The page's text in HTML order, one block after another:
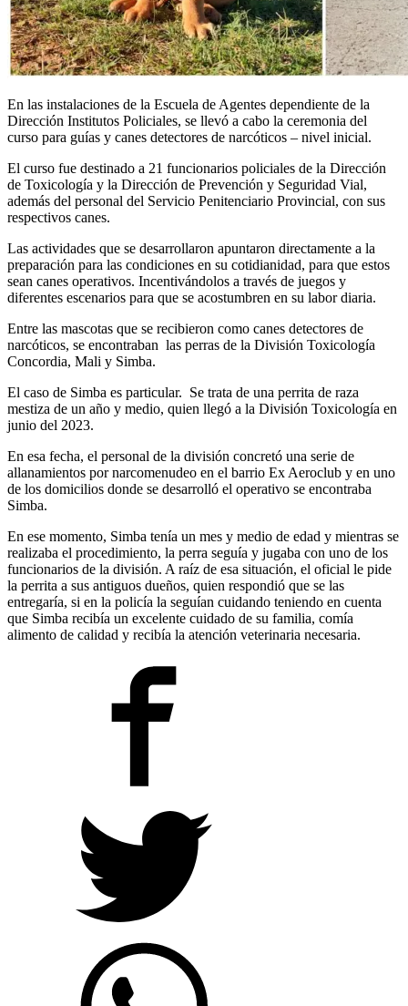
En las instalaciones de la Escuela de Agentes dependiente de la
Dirección Institutos Policiales, se llevó a cabo la ceremonia del
curso para guías y canes detectores de narcóticos – nivel inicial.
El curso fue destinado a 21 funcionarios policiales de la Dirección
de Toxicología y la Dirección de Prevención y Seguridad Vial,
además del personal del Servicio Penitenciario Provincial, con sus
respectivos canes.
Las actividades que se desarrollaron apuntaron directamente a la
preparación para las condiciones en su cotidianidad, para que estos
sean canes operativos. Incentivándolos a través de juegos y
diferentes escenarios para que se acostumbren en su labor diaria.
Entre las mascotas que se recibieron como canes detectores de
narcóticos, se encontraban las perras de la División Toxicología
Concordia, Mali y Simba.
El caso de Simba es particular. Se trata de una perrita de raza
mestiza de un año y medio, quien llegó a la División Toxicología en
junio del 2023.
En esa fecha, el personal de la división concretó una serie de
allanamientos por narcomenudeo en el barrio Ex Aeroclub y en uno
de los domicilios donde se desarrolló el operativo se encontraba
Simba.
En ese momento, Simba tenía un mes y medio de edad y mientras se
realizaba el procedimiento, la perra seguía y jugaba con uno de los
funcionarios de la división. A raíz de esa situación, el oficial le pide
la perrita a sus antiguos dueños, quien respondió que se las
entregaría, si en la policía la seguían cuidando teniendo en cuenta
que Simba recibía un excelente cuidado de su familia, comía
alimento de calidad y recibía la atención veterinaria necesaria.